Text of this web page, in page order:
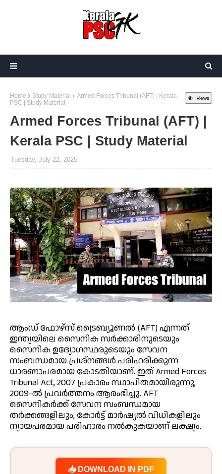
views
Home Study Material
Armed Forces Tribunal (AFT) | Kerala
PSC | Study Material
Armed Forces Tribunal (AFT) |
Kerala PSC | Study Material
Tuesday, July 22, 2025
ആംഡ് ഫോഴ്സ് ട്രൈബ്യൂണൽ (AFT) എന്നത്
ഇന്ത്യയിലെ സൈനിക സർക്കാരിനുടെയും
സൈനിക ഉദ്യോഗസ്ഥരുടെയും സേവന
സംബന്ധമായ പ്രശ്നങ്ങൾ പരിഹരിക്കുന്ന
ധാരണാപരമായ കോടതിയാണ്. ഇത് Armed Forces
Tribunal Act, 2007 പ്രകാരം സ്ഥാപിതമായിരുന്നു,
2009-ൽ പ്രവർത്തനം ആരംഭിച്ചു. AFT
സൈനികർക്ക് സേവന സംബന്ധമായ
തർക്കങ്ങളിലും, കോർട്ട് മാർഷ്യൽ വിധികളിലും
ന്യായപരമായ പരിഹാരം നൽകുകയാണ് ലക്ഷ്യം.
📥 DOWNLOAD IN PDF